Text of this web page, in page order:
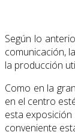
Según lo
comunicación,
la producción
Como en la
en el centro
esta
conveniente